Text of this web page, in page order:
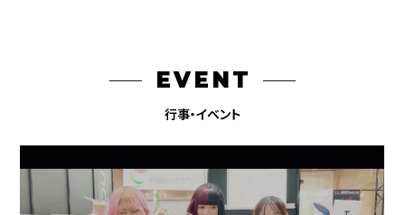
EVENT
行事・イベント